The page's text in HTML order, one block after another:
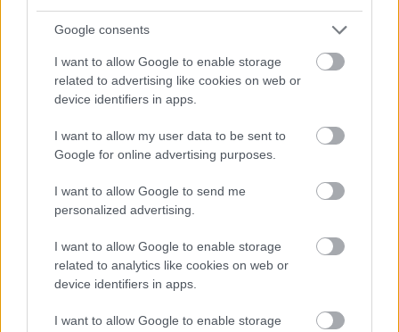
Google consents
I want to allow Google to enable storage
related to advertising like cookies on web or
device identifiers in apps.
I want to allow my user data to be sent to
Google for online advertising purposes.
I want to allow Google to send me
personalized advertising.
I want to allow Google to enable storage
related to analytics like cookies on web or
device identifiers in apps.
I want to allow Google to enable storage
Ako pestovať zemiaky v nádobách?
seba. V novom dome je všetko pre ich život i
návštevy vnúčat
Miestni remeselníci vytvorili bývanie, ktoré vyzerá